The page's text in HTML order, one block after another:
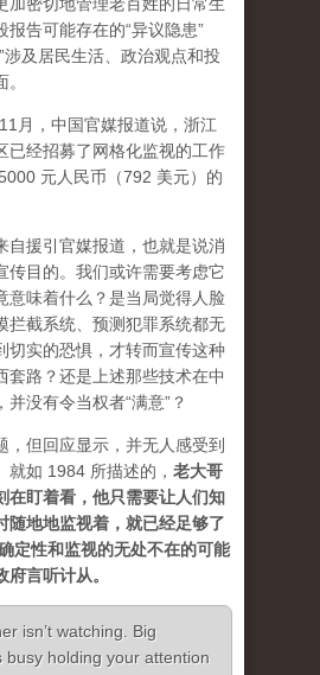
报告可能存在的“异议隐患”
及居民生活、政治观点和投
月，中国官媒报道说，浙江
已经招募了网格化监视的工作
元人民币（792 美元）的
自援引官媒报道，也就是说消
传目的。我们或许需要考虑它
意味着什么？是当局觉得人脸
拦截系统、预测犯罪系统都无
切实的恐惧，才转而宣传这种
套路？还是上述那些技术在中
，并没有令当权者“满意”？
，但回应显示，并无人感受到
就如 1984 所描述的， 老大哥
在盯着看，他只需要让人们知
随地地监视着，就已经足够了
性和监视的无处不在的可能
言听计从。
isn’t watching. Big
busy holding your attention